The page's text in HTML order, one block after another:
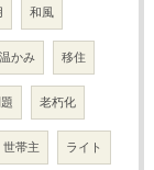
和風
温かみ 移住
老朽化
世帯主 ライト